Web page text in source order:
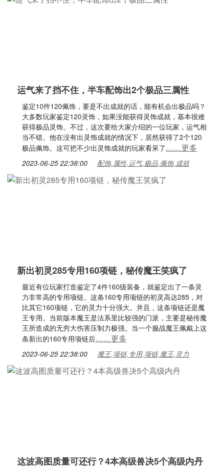
运气来了挡不住，半车配饰出2个极品三属性
鉴定10件120佩饰，要是不出成就的话，能有机会出极品吗？
大多数玩家鉴定120灵饰，如果没能获得灵饰成就，基本很难
获得极品灵饰。不过，这次要给大家介绍的一位玩家，运气相
当不错。他在没有出灵饰成就的情况下，居然获得了2个120
极品佩饰。这可把不少出灵饰成就的玩家看呆了……更多
2023-06-25 22:38:00 配饰,属性,运气,极品,佩饰,成就
新出初灵285专用160项链，秘传魔王笑疯了
最近有位玩家打造鉴定了4件160级装备，就鉴定出了一条灵
力非常高的专用项链。这条160专用项链的初灵高达285，对
比其它160项链，它的灵力十分强大。并且，这条项链还是魔
王专用。当前版本魔王是法系里比较强的门派，主要是秘传魔
王所造成的无穷大伤害压制力极强。当一个服战魔王佩戴上这
条新出的160专用项链后……更多
2023-06-25 22:38:00 魔王,项链,专用,项链,魔王,灵力
这波高图质量可还行？4本高级兽决5个高级内丹